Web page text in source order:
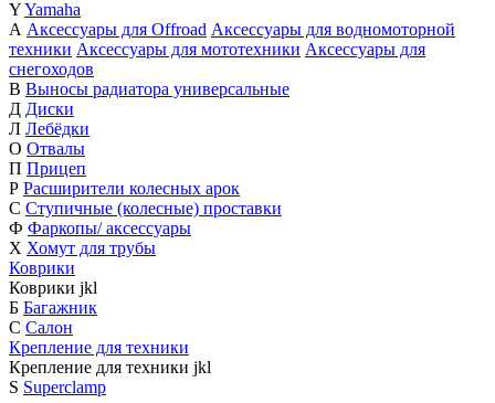
YYamaha
А Аксессуары для Offroad Аксессуары для водномоторной
техники Аксессуары для мототехники Аксессуары для
снегоходов
В Выносы радиатора универсальные
Д Диски
Л Лебёдки
О Отвалы
П Прицеп
Р Расширители колесных арок
С Ступичные (колесные) проставки
Ф Фаркопы/ аксессуары
Х Хомут для трубы
Коврики
Коврики jkl
Б Багажник
С Салон
Крепление для техники
Крепление для техники jkl
S Superclamp